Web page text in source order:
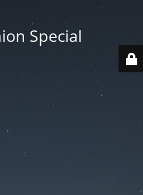
Special